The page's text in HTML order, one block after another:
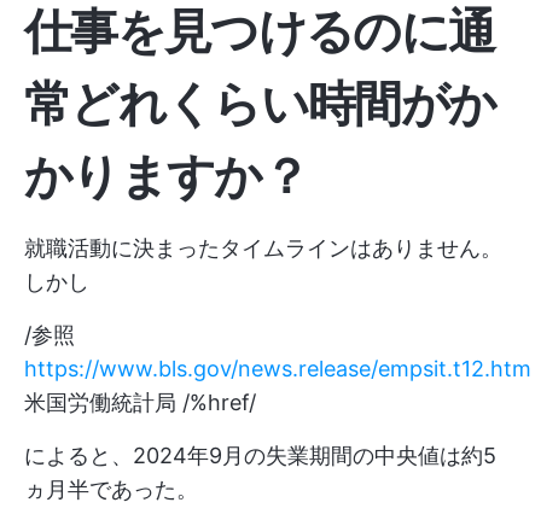
仕事を見つけるのに通
常どれくらい時間がか
かりますか？
就職活動に決まったタイムラインはありません。
しかし
/参照
https://www.bls.gov/news.release/empsit.t12.htm
米国労働統計局 /%href/
によると、2024年9月の失業期間の中央値は約5
ヵ月半であった。